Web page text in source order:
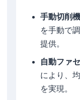
手動切削機
を手動で
提供。
自動ファ
により、
を実現。